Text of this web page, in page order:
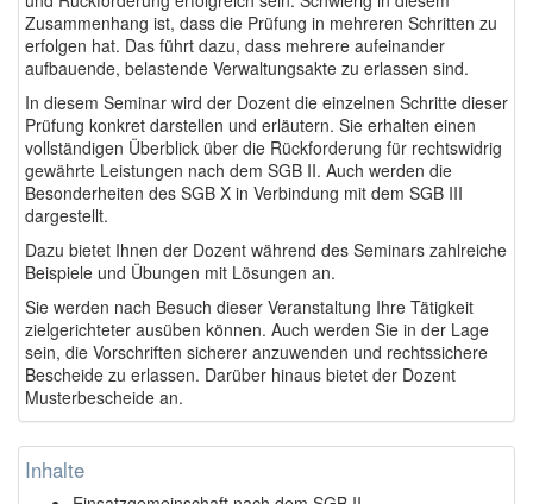
Zusammenhang ist, dass die Prüfung in mehreren Schritten zu
erfolgen hat. Das führt dazu, dass mehrere aufeinander
aufbauende, belastende Verwaltungsakte zu erlassen sind.
In diesem Seminar wird der Dozent die einzelnen Schritte dieser
Prüfung konkret darstellen und erläutern. Sie erhalten einen
vollständigen Überblick über die Rückforderung für rechtswidrig
gewährte Leistungen nach dem SGB II. Auch werden die
Besonderheiten des SGB X in Verbindung mit dem SGB III
dargestellt.
Dazu bietet Ihnen der Dozent während des Seminars zahlreiche
Beispiele und Übungen mit Lösungen an.
Sie werden nach Besuch dieser Veranstaltung Ihre Tätigkeit
zielgerichteter ausüben können. Auch werden Sie in der Lage
sein, die Vorschriften sicherer anzuwenden und rechtssichere
Bescheide zu erlassen. Darüber hinaus bietet der Dozent
Musterbescheide an.
Inhalte